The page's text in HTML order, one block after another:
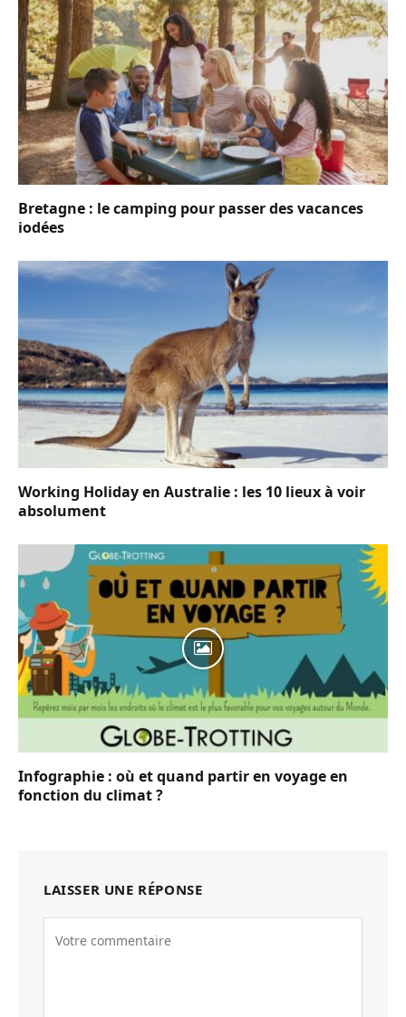
Bretagne : le camping pour passer des vacances
iodées
Working Holiday en Australie : les 10 lieux à voir
absolument
Infographie : où et quand partir en voyage en
fonction du climat ?
LAISSER UNE RÉPONSE